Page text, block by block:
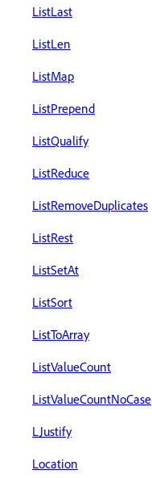
ListLast
ListLen
ListMap
ListPrepend
ListQualify
ListReduce
ListRemoveDuplicates
ListRest
ListSetAt
ListSort
ListToArray
ListValueCount
ListValueCountNoCase
LJustify
Location